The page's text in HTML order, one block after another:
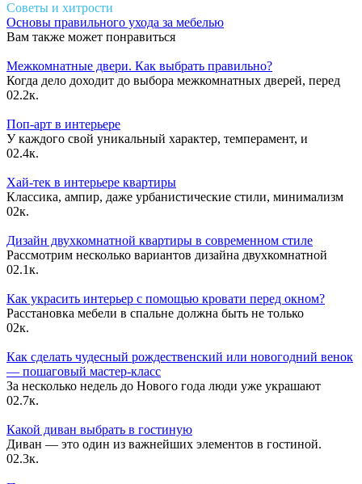
Советы и хитрости
Основы правильного ухода за мебелью
Вам также может понравиться
Межкомнатные двери. Как выбрать правильно?
Когда дело доходит до выбора межкомнатных дверей, перед
02.2к.
Поп-арт в интерьере
У каждого свой уникальный характер, темперамент, и
02.4к.
Хай-тек в интерьере квартиры
Классика, ампир, даже урбанистические стили, минимализм
02к.
Дизайн двухкомнатной квартиры в современном стиле
Рассмотрим несколько вариантов дизайна двухкомнатной
02.1к.
Как украсить интерьер с помощью кровати перед окном?
Расстановка мебели в спальне должна быть не только
02к.
Как сделать чудесный рождественский или новогодний венок
— пошаговый мастер-класс
За несколько недель до Нового года люди уже украшают
02.7к.
Какой диван выбрать в гостиную
Диван — это один из важнейших элементов в гостиной.
02.3к.